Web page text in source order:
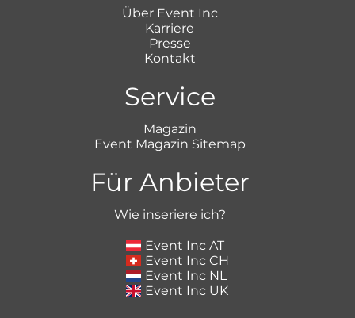
Über Event Inc
Karriere
Presse
Kontakt
Service
Magazin
Event Magazin Sitemap
Für Anbieter
Wie inseriere ich?
Event Inc AT
Event Inc CH
Event Inc NL
Event Inc UK